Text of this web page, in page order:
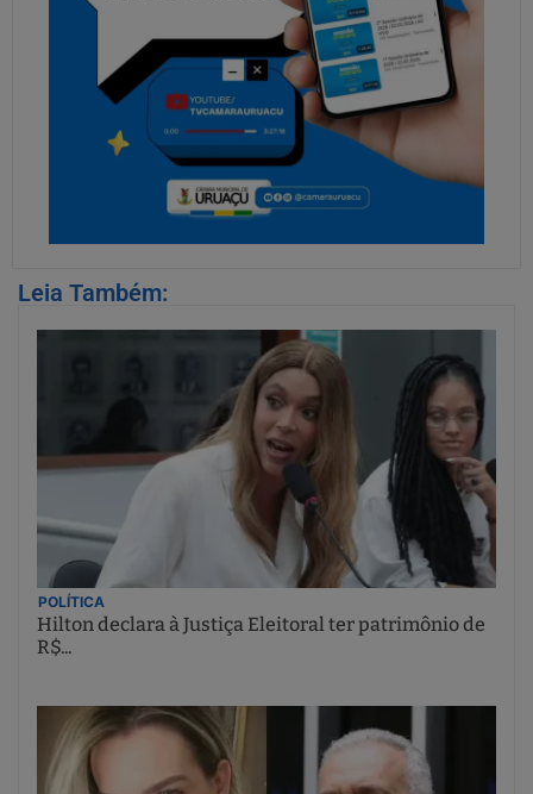
Leia Também:
POLÍTICA
Hilton declara à Justiça Eleitoral ter patrimônio de
R$...